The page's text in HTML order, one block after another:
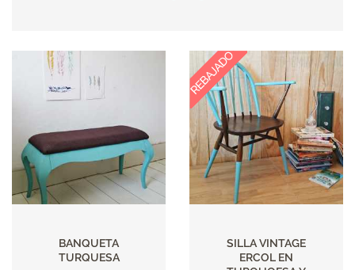
KIDS
BANQUETA
TURQUESA
SILLA VINTAGE
ERCOL EN